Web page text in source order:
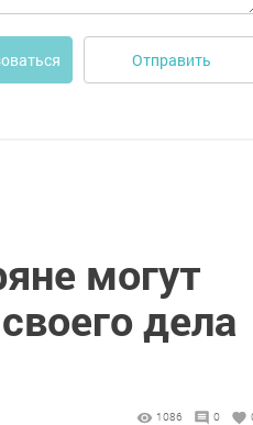
Отправить
могут
дела
1086 0